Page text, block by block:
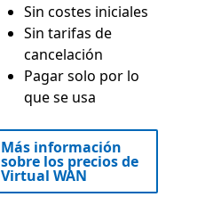
Sin costes iniciales
Sin tarifas de
cancelación
Pagar solo por lo
que se usa
Más información
sobre los precios de
Virtual WAN